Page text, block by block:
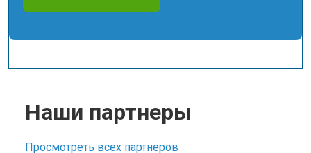
Наши партнеры
Просмотреть всех партнеров